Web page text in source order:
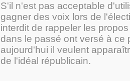
S'il n'est pas acceptable
gagner des voix lors de
interdit de rappeler les
dans le passé ont versé à ce
aujourd'hui il veulent
de l'idéal républicain.